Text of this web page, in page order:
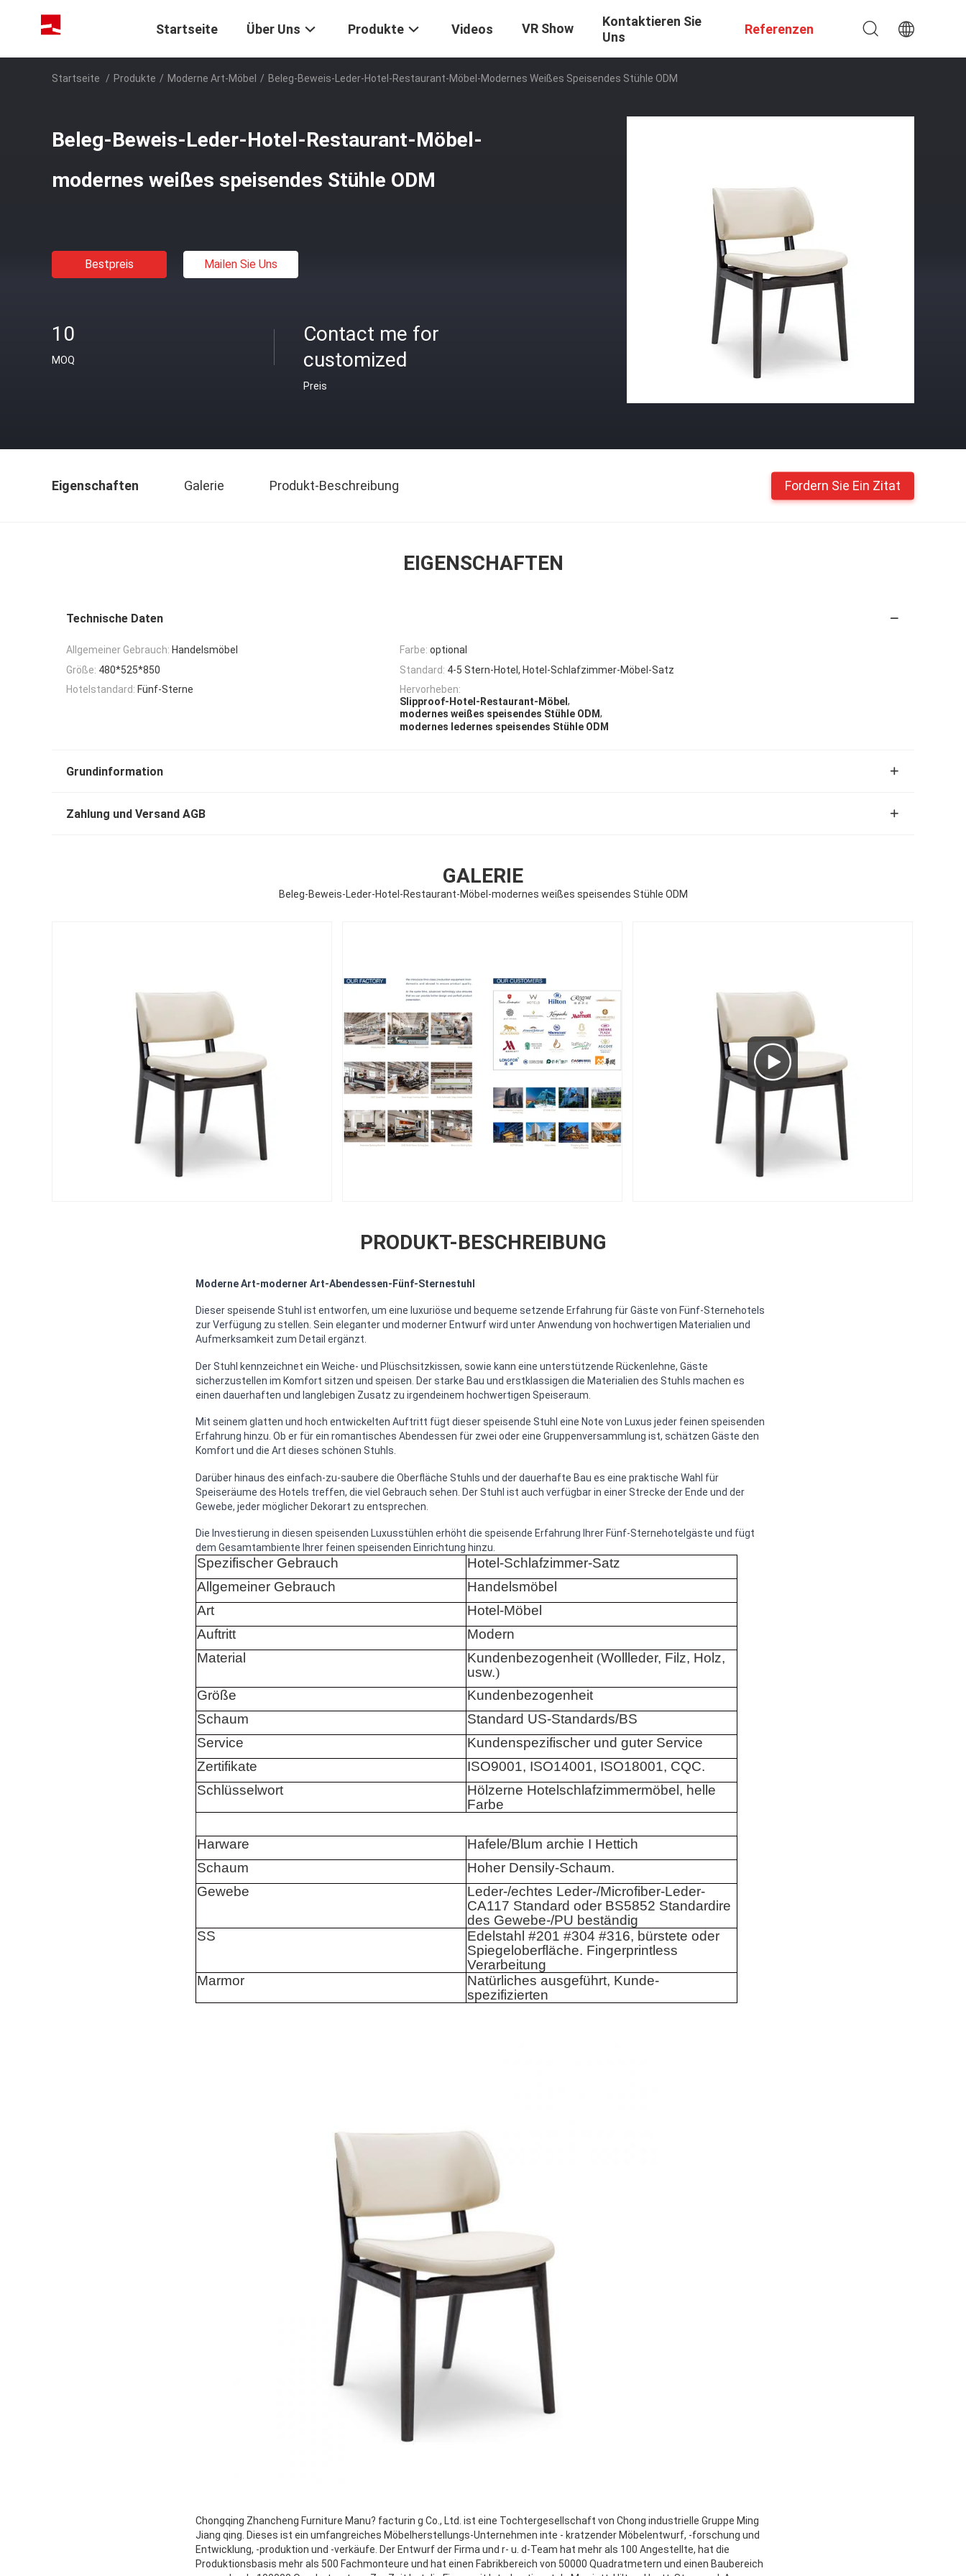
Startseite Über Uns Produkte Videos VR Show
Kontaktieren Sie
Uns
Referenzen
Startseite / Produkte / Moderne Art-Möbel / Beleg-Beweis-Leder-Hotel-Restaurant-Möbel-Modernes Weißes Speisendes Stühle ODM
Beleg-Beweis-Leder-Hotel-Restaurant-Möbel-
modernes weißes speisendes Stühle ODM
Bestpreis Mailen Sie Uns
10
MOQ
Contact me for
customized
Preis
Eigenschaften Galerie Produkt-Beschreibung Fordern Sie Ein Zitat
EIGENSCHAFTEN
Technische Daten
Allgemeiner Gebrauch: Handelsmöbel Farbe: optional
Größe: 480*525*850 Standard: 4-5 Stern-Hotel, Hotel-Schlafzimmer-Möbel-Satz
Hotelstandard: Fünf-Sterne
Hervorheben:
Slipproof-Hotel-Restaurant-Möbel ,
modernes weißes speisendes Stühle ODM,
modernes ledernes speisendes Stühle ODM
Grundinformation
Zahlung und Versand AGB
GALERIE
Beleg-Beweis-Leder-Hotel-Restaurant-Möbel-modernes weißes speisendes Stühle ODM
PRODUKT-BESCHREIBUNG
Moderne Art-moderner Art-Abendessen-Fünf-Sternestuhl
Dieser speisende Stuhl ist entworfen, um eine luxuriöse und bequeme setzende Erfahrung für Gäste von Fünf-Sternehotels
zur Verfügung zu stellen. Sein eleganter und moderner Entwurf wird unter Anwendung von hochwertigen Materialien und
Aufmerksamkeit zum Detail ergänzt.
Der Stuhl kennzeichnet ein Weiche- und Plüschsitzkissen, sowie kann eine unterstützende Rückenlehne, Gäste
sicherzustellen im Komfort sitzen und speisen. Der starke Bau und erstklassigen die Materialien des Stuhls machen es
einen dauerhaften und langlebigen Zusatz zu irgendeinem hochwertigen Speiseraum.
Mit seinem glatten und hoch entwickelten Auftritt fügt dieser speisende Stuhl eine Note von Luxus jeder feinen speisenden
Erfahrung hinzu. Ob er für ein romantisches Abendessen für zwei oder eine Gruppenversammlung ist, schätzen Gäste den
Komfort und die Art dieses schönen Stuhls.
Darüber hinaus des einfach-zu-saubere die Oberfläche Stuhls und der dauerhafte Bau es eine praktische Wahl für
Speiseräume des Hotels treffen, die viel Gebrauch sehen. Der Stuhl ist auch verfügbar in einer Strecke der Ende und der
Gewebe, jeder möglicher Dekorart zu entsprechen.
Die Investierung in diesen speisenden Luxusstühlen erhöht die speisende Erfahrung Ihrer Fünf-Sternehotelgäste und fügt
dem Gesamtambiente Ihrer feinen speisenden Einrichtung hinzu.
Spezifischer Gebrauch
Hotel-Schlafzimmer-Satz
Allgemeiner Gebrauch
Handelsmöbel
Art
Hotel-Möbel
Auftritt
Modern
Material
Kundenbezogenheit (Wollleder, Filz, Holz,
usw.)
Größe
Kundenbezogenheit
Schaum
Standard US-Standards/BS
Service
Kundenspezifischer und guter Service
Zertifikate
ISO9001, ISO14001, ISO18001, CQC.
Schlüsselwort
Hölzerne Hotelschlafzimmermöbel, helle
Farbe
Harware
Hafele/Blum archie I Hettich
Schaum
Hoher Densily-Schaum.
Gewebe
Leder-/echtes Leder-/Microfiber-Leder-
CA117 Standard oder BS5852 Standardire
des Gewebe-/PU beständig
SS
Edelstahl #201 #304 #316, bürstete oder
Spiegeloberfläche. Fingerprintless
Verarbeitung
Marmor
Natürliches ausgeführt, Kunde-
spezifizierten
Chongqing Zhancheng Furniture Manu? facturin g Co., Ltd. ist eine Tochtergesellschaft von Chong industrielle Gruppe Ming
Jiang qing. Dieses ist ein umfangreiches Möbelherstellungs-Unternehmen inte - kratzender Möbelentwurf, -forschung und
Entwicklung, -produktion und -verkäufe. Der Entwurf der Firma und r- u. d-Team hat mehr als 100 Angestellte, hat die
Produktionsbasis mehr als 500 Fachmonteure und hat einen Fabrikbereich von 50000 Quadratmetern und einen Baubereich